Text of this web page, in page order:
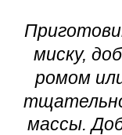
миску,
ромом
массы.